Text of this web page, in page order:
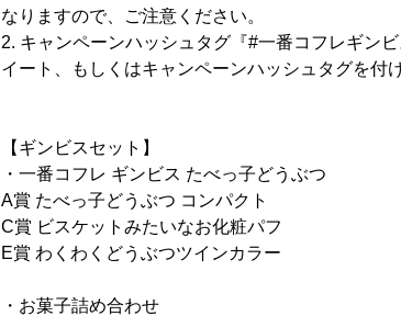
なりますので、ご注意ください。
2. キャンペーンハッシュタグ『#一番コフレギン
イート、もしくはキャンペーンハッシュタグを付
【ギンビスセット】
・一番コフレ ギンビス たべっ子どうぶつ
A賞 たべっ子どうぶつ コンパクト
C賞 ビスケットみたいなお化粧パフ
E賞 わくわくどうぶつツインカラー
・お菓子詰め合わせ